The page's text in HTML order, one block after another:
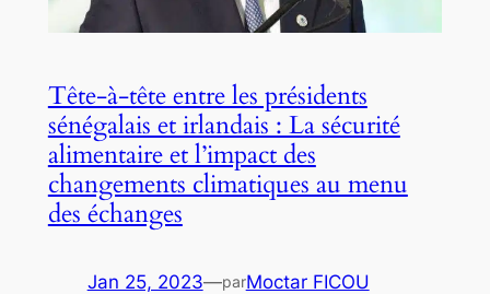
Tête-à-tête entre les présidents
sénégalais et irlandais : La sécurité
alimentaire et l’impact des
changements climatiques au menu
des échanges
Jan 25, 2023—parMoctar FICOU